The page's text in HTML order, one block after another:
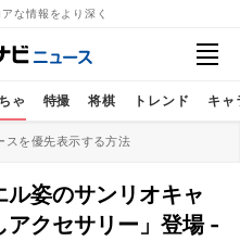
な情報をより深く
ゃ 特撮 将棋 トレンド キャ
を優先表示する方法
ル姿のサンリオキャ
アクセサリー」登場 -